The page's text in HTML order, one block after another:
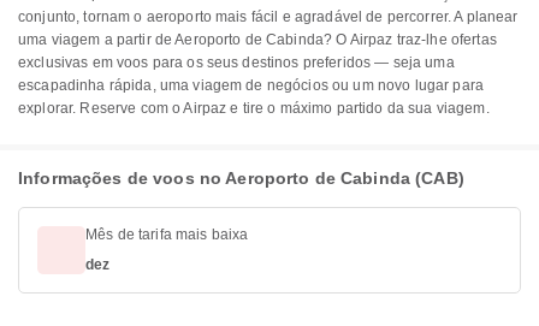
conjunto, tornam o aeroporto mais fácil e agradável de percorrer. A planear
uma viagem a partir de Aeroporto de Cabinda? O Airpaz traz-lhe ofertas
exclusivas em voos para os seus destinos preferidos — seja uma
escapadinha rápida, uma viagem de negócios ou um novo lugar para
explorar. Reserve com o Airpaz e tire o máximo partido da sua viagem.
Informações de voos no Aeroporto de Cabinda (CAB)
Mês de tarifa mais baixa
dez